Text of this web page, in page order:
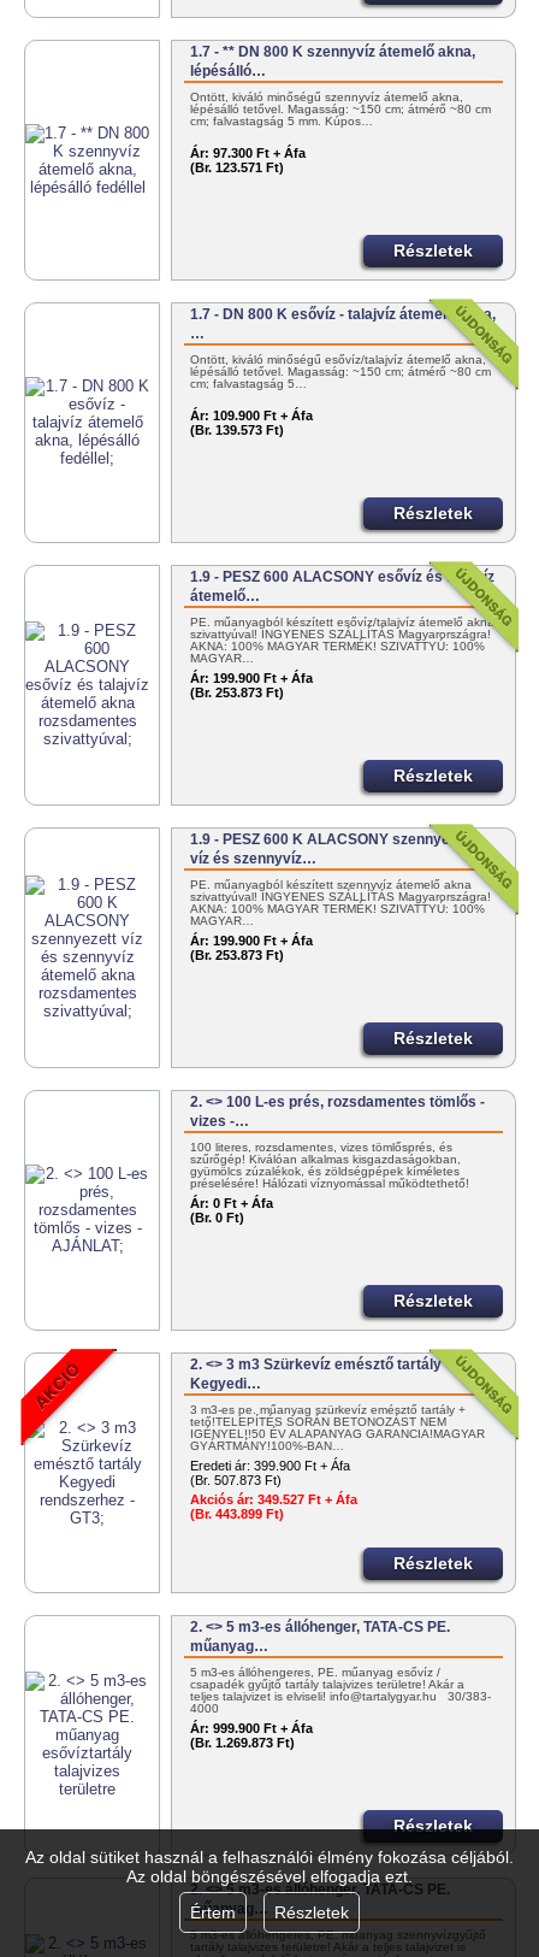
Az oldal sütiket használ a felhasználói élmény fokozása céljából.
Az oldal böngészésével elfogadja ezt.
Értem
Részletek
1.7 - ** DN 800 K szennyvíz átemelő akna,
lépésálló…
Öntött, kiváló minőségű szennyvíz átemelő akna,
lépésálló tetővel. Magasság: ~150 cm; átmérő ~80 cm
cm; falvastagság 5 mm. Kúpos…
Ár: 97.300 Ft + Áfa
(Br. 123.571 Ft)
Részletek
1.7 - DN 800 K esővíz - talajvíz átemelő akna,
…
Öntött, kiváló minőségű esővíz/talajvíz átemelő akna,
lépésálló tetővel. Magasság: ~150 cm; átmérő ~80 cm
cm; falvastagság 5…
Ár: 109.900 Ft + Áfa
(Br. 139.573 Ft)
Részletek
1.9 - PESZ 600 ALACSONY esővíz és talajvíz
átemelő…
PE. műanyagból készített esővíz/talajvíz átemelő akna
szivattyúval! INGYENES SZÁLLÍTÁS Magyarországra!
AKNA: 100% MAGYAR TERMÉK! SZIVATTYÚ: 100%
MAGYAR…
Ár: 199.900 Ft + Áfa
(Br. 253.873 Ft)
Részletek
1.9 - PESZ 600 K ALACSONY szennyezett
víz és szennyvíz…
PE. műanyagból készített szennyvíz átemelő akna
szivattyúval! INGYENES SZÁLLÍTÁS Magyarországra!
AKNA: 100% MAGYAR TERMÉK! SZIVATTYÚ: 100%
MAGYAR…
Ár: 199.900 Ft + Áfa
(Br. 253.873 Ft)
Részletek
2. <> 100 L-es prés, rozsdamentes tömlős -
vizes -…
100 literes, rozsdamentes, vizes tömlősprés, és
szűrőgép! Kiválóan alkalmas kisgazdaságokban,
gyümölcs zúzalékok, és zöldségpépek kíméletes
préselésére! Hálózati víznyomással működtethető!
30/383-4000
Ár: 0 Ft + Áfa
(Br. 0 Ft)
Részletek
2. <> 3 m3 Szürkevíz emésztő tartály
Kegyedi…
3 m3-es pe. műanyag szürkevíz emésztő tartály +
tető!TELEPÍTÉS SORÁN BETONOZÁST NEM
IGÉNYEL!!50 ÉV ALAPANYAG GARANCIA!MAGYAR
GYÁRTMÁNY!100%-BAN…
Eredeti ár: 399.900 Ft + Áfa
(Br. 507.873 Ft)
Akciós ár: 349.527 Ft + Áfa
(Br. 443.899 Ft)
Részletek
2. <> 5 m3-es állóhenger, TATA-CS PE.
műanyag…
5 m3-es állóhengeres, PE. műanyag esővíz /
csapadék gyűjtő tartály talajvizes területre! Akár a
teljes talajvizet is elviseli! info@tartalygyar.hu 30/383-
4000
Ár: 999.900 Ft + Áfa
(Br. 1.269.873 Ft)
Részletek
2. <> 5 m3-es állóhenger, TATA-CS PE.
műanyag…
5 m3-es állóhengeres, PE. műanyag szennyvízgyűjtő
tartály talajvizes területre! Akár a teljes talajvizet is